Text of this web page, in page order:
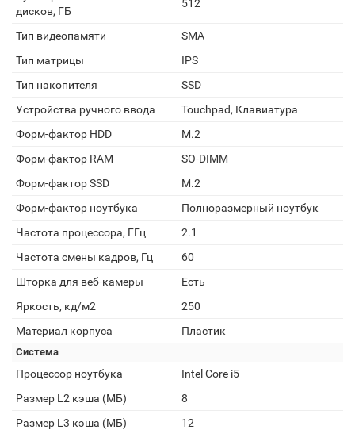
дисков, ГБ
512
Тип видеопамяти
SMA
Тип матрицы
IPS
Тип накопителя
SSD
Устройства ручного ввода
Touchpad, Клавиатура
Форм-фактор HDD
M.2
Форм-фактор RAM
SO-DIMM
Форм-фактор SSD
M.2
Форм-фактор ноутбука
Полноразмерный ноутбук
Частота процессора, ГГц
2.1
Частота смены кадров, Гц
60
Шторка для веб-камеры
Есть
Яркость, кд/м2
250
Материал корпуса
Пластик
Система
Процессор ноутбука
Intel Core i5
Размер L2 кэша (МБ)
8
Размер L3 кэша (МБ)
12